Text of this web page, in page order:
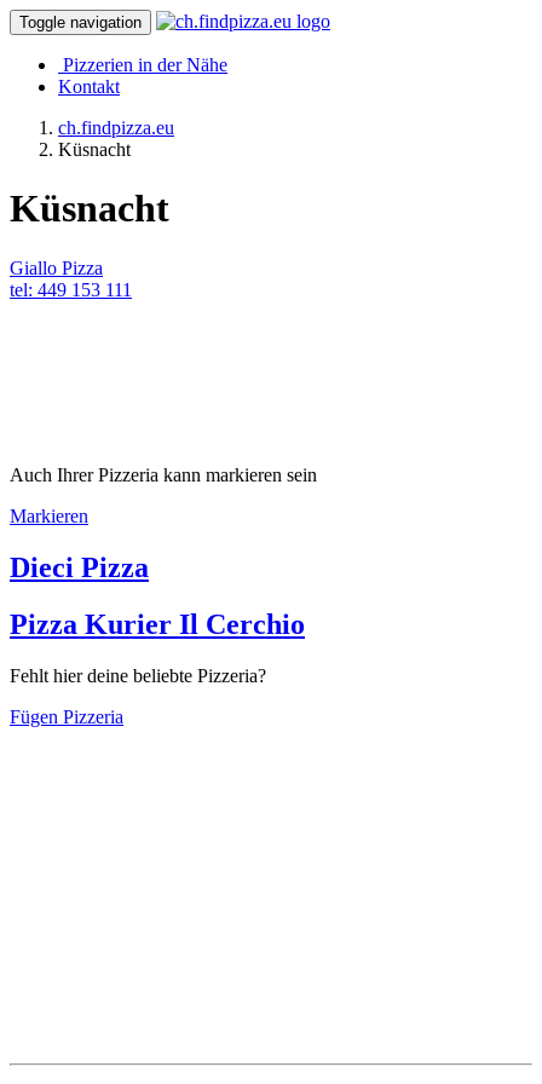
Toggle navigation
Pizzerien in der Nähe
Kontakt
ch.findpizza.eu
Küsnacht
Küsnacht
Giallo Pizza
tel: 449 153 111
Auch Ihrer Pizzeria kann markieren sein
Markieren
Dieci Pizza
Pizza Kurier Il Cerchio
Fehlt hier deine beliebte Pizzeria?
Fügen Pizzeria